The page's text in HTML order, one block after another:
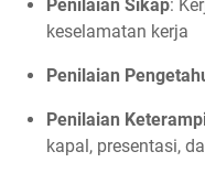
Penilaian Sikap:
keselamatan kerja
Penilaian
Penilaian
kapal, presentasi,